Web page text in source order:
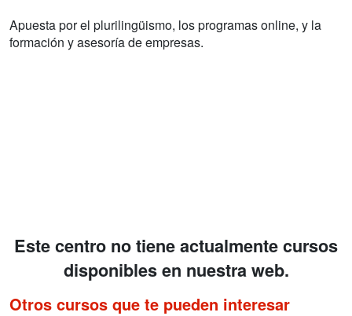
Apuesta por el plurilingüismo, los programas online, y la
formación y asesoría de empresas.
Este centro no tiene actualmente cursos
disponibles en nuestra web.
Otros cursos que te pueden interesar